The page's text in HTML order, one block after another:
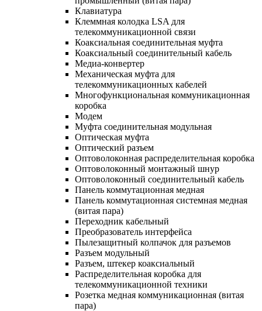
Клавиатура
Клеммная колодка LSA для
телекоммуникационной связи
Коаксиальная соединительная муфта
Коаксиальный соединительный кабель
Медиа-конвертер
Механическая муфта для
телекоммуникационных кабелей
Многофункциональная коммуникационная
коробка
Модем
Муфта соединительная модульная
Оптическая муфта
Оптический разъем
Оптоволоконная распределительная коробка
Оптоволоконный монтажный шнур
Оптоволоконный соединительный кабель
Панель коммутационная медная
Панель коммутационная системная медная
(витая пара)
Переходник кабельный
Преобразователь интерфейса
Пылезащитный колпачок для разъемов
Разъем модульный
Разъем, штекер коаксиальный
Распределительная коробка для
телекоммуникационной техники
Розетка медная коммуникационная (витая
пара)